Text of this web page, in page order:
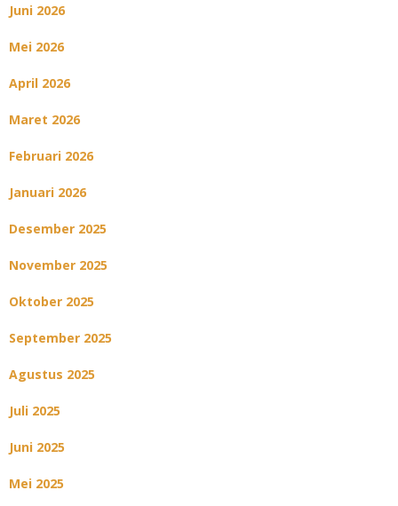
Juni 2026
Mei 2026
April 2026
Maret 2026
Februari 2026
Januari 2026
Desember 2025
November 2025
Oktober 2025
September 2025
Agustus 2025
Juli 2025
Juni 2025
Mei 2025